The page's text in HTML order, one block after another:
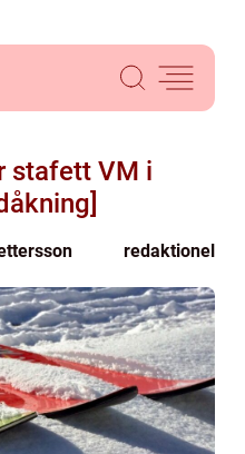
stafett VM i
redaktionel